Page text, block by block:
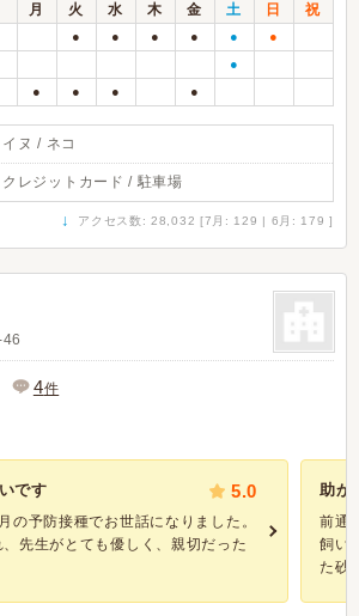
月 火 水 木 金 土 日
祝
● ● ● ● ● ●
●
● ● ● ●
イヌ / ネコ
クレジットカード / 駐車場
↓ アクセス数: 28,032 [7月: 129 | 6月: 179 ]
4件
です 5.0
の予防接種でお世話になりました。
先生がとても優しく、親切だった
助か
前通
飼い
た砂